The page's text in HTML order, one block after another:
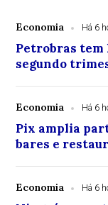
Economia Há 6
Petrobras tem
segundo
Economia Há 6
Pix amplia
bares e
Economia Há 6